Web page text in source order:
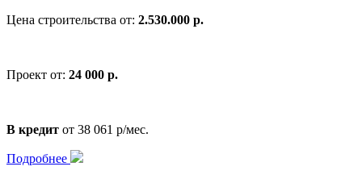
Цена строительства от: 2.530.000 р.
Проект от: 24 000 р.
В кредит от 38 061 р/мес.
Подробнее